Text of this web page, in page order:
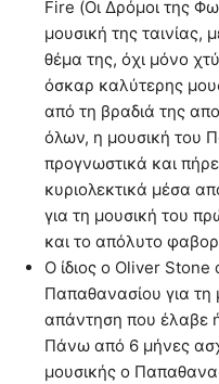
Fire (Οι Δρόμοι της
μουσική της ταινίας,
θέμα της, όχι μόνο
όσκαρ καλύτερης
από τη βραδιά της
όλων, η μουσική του
προγνωστικά και
κυριολεκτικά μέσα
για τη μουσική του
και το απόλυτο
Ο ίδιος ο Oliver
Παπαθανασίου για τη
απάντηση που έλαβε
Πάνω από 6 μήνες
μουσικής ο